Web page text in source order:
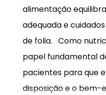
alimentação
adequada e
de folia. Como
papel fundamental
pacientes para que
disposição e o bem-